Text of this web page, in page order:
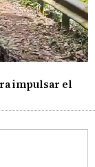
impulsar el